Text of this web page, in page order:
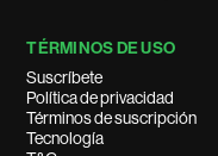
TÉRMINOS DE USO
Suscríbete
Política de privacidad
Términos de suscripción
Tecnología